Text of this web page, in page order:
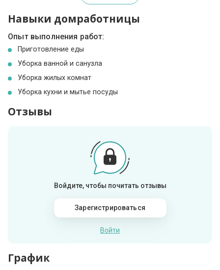
Навыки домработницы
Опыт выполнения работ:
Приготовление еды
Уборка ванной и санузла
Уборка жилых комнат
Уборка кухни и мытье посуды
Отзывы
Войдите, чтобы почитать отзывы
Зарегистрироваться
Войти
График